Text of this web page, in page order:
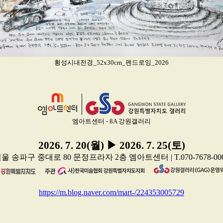
횡성시내전경_52x30cm_펜드로잉_2026
엠아트센터 - 8A 강원갤러리
2026. 7. 20(월) ▶ 2026. 7. 25(토)
송파구 중대로 80 문정프라자 2층 엠아트센터 | T.070-7678-
https://m.blog.naver.com/mart-/224353005729